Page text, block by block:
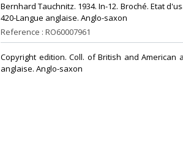
‎Bernhard Tauchnitz. 1934. In-12. Broché. Etat
420-Langue anglaise. Anglo-saxon‎
Reference : RO60007961
‎Copyright edition. Coll. of British and American
anglaise. Anglo-saxon‎